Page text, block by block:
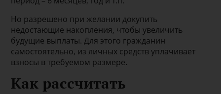
Но разрешено при желании докупить
недостающие накопления, чтобы увеличить
будущие выплаты. Для этого гражданин
самостоятельно, из личных средств уплачивает
взносы в требуемом размере.
Как рассчитать